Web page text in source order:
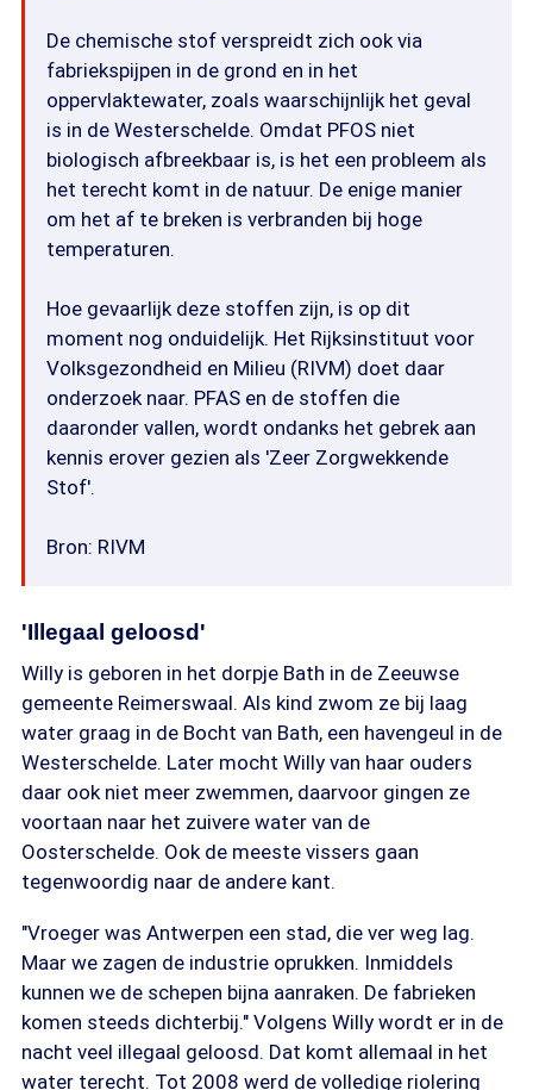
De chemische stof verspreidt zich ook via
fabriekspijpen in de grond en in het
oppervlaktewater, zoals waarschijnlijk het geval
is in de Westerschelde. Omdat PFOS niet
biologisch afbreekbaar is, is het een probleem als
het terecht komt in de natuur. De enige manier
om het af te breken is verbranden bij hoge
temperaturen.
Hoe gevaarlijk deze stoffen zijn, is op dit
moment nog onduidelijk. Het Rijksinstituut voor
Volksgezondheid en Milieu (RIVM) doet daar
onderzoek naar. PFAS en de stoffen die
daaronder vallen, wordt ondanks het gebrek aan
kennis erover gezien als 'Zeer Zorgwekkende
Stof'.
Bron: RIVM
'Illegaal geloosd'
Willy is geboren in het dorpje Bath in de Zeeuwse
gemeente Reimerswaal. Als kind zwom ze bij laag
water graag in de Bocht van Bath, een havengeul in de
Westerschelde. Later mocht Willy van haar ouders
daar ook niet meer zwemmen, daarvoor gingen ze
voortaan naar het zuivere water van de
Oosterschelde. Ook de meeste vissers gaan
tegenwoordig naar de andere kant.
"Vroeger was Antwerpen een stad, die ver weg lag.
Maar we zagen de industrie oprukken. Inmiddels
kunnen we de schepen bijna aanraken. De fabrieken
komen steeds dichterbij." Volgens Willy wordt er in de
nacht veel illegaal geloosd. Dat komt allemaal in het
water terecht. Tot 2008 werd de volledige riolering